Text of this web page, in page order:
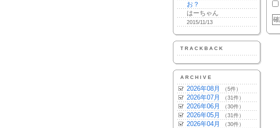
お？
はーちゃん
2015/11/13
TRACKBACK
ARCHIVE
2026年08月 （5件）
2026年07月 （31件）
2026年06月 （30件）
2026年05月 （31件）
2026年04月 （30件）